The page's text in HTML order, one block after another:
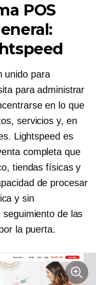
POS
unido para
para administrar
en lo que
servicios y, en
Lightspeed es
completa que
tiendas físicas y
de procesar
y sin
de las
la puerta.